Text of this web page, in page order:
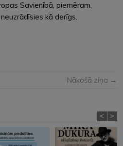
Savienībā, piemēram,
kā derīgs.
Nākošā ziņa →
< >